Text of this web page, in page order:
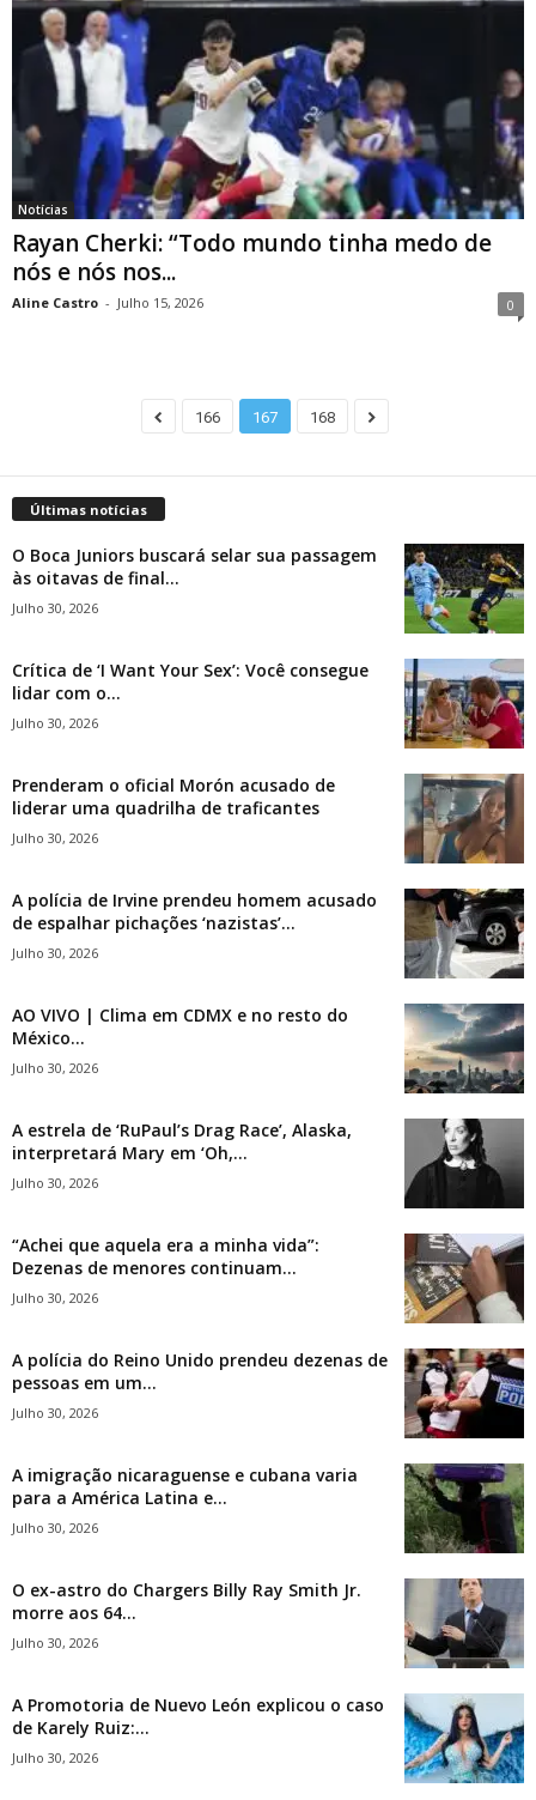
Notícias
Rayan Cherki: “Todo mundo tinha medo de
nós e nós nos...
Aline Castro - Julho 15, 2026 0
166 167 168
Últimas notícias
O Boca Juniors buscará selar sua passagem
às oitavas de final...
Julho 30, 2026
Crítica de ‘I Want Your Sex’: Você consegue
lidar com o...
Julho 30, 2026
Prenderam o oficial Morón acusado de
liderar uma quadrilha de traficantes
Julho 30, 2026
A polícia de Irvine prendeu homem acusado
de espalhar pichações ‘nazistas’...
Julho 30, 2026
AO VIVO | Clima em CDMX e no resto do
México...
Julho 30, 2026
A estrela de ‘RuPaul’s Drag Race’, Alaska,
interpretará Mary em ‘Oh,...
Julho 30, 2026
“Achei que aquela era a minha vida”:
Dezenas de menores continuam...
Julho 30, 2026
A polícia do Reino Unido prendeu dezenas de
pessoas em um...
Julho 30, 2026
A imigração nicaraguense e cubana varia
para a América Latina e...
Julho 30, 2026
O ex-astro do Chargers Billy Ray Smith Jr.
morre aos 64...
Julho 30, 2026
A Promotoria de Nuevo León explicou o caso
de Karely Ruiz:...
Julho 30, 2026